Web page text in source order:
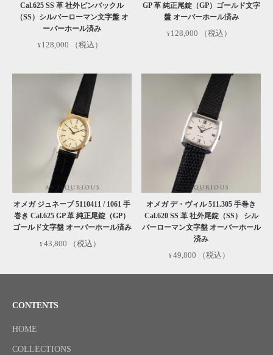
Cal.625 SS 革 社外ピンバックル
（SS）シルバーローマン文字盤 オ
ーバーホール済み
128,000 （税込）
GP 革 純正尾錠（GP）ゴールド文字
盤 オーバーホール済み
128,000 （税込）
オメガ ジュネーブ 5110411 / 1061 手
巻き Cal.625 GP 革 純正尾錠（GP）
ゴールド文字盤 オーバーホール済み
43,800 （税込）
オメガ デ・ヴィル 511.305 手巻き
Cal.620 SS 革 社外尾錠（SS） シル
バーローマン文字盤 オーバーホール
済み
49,800 （税込）
CONTENTS
HOME
COLLECTIONS